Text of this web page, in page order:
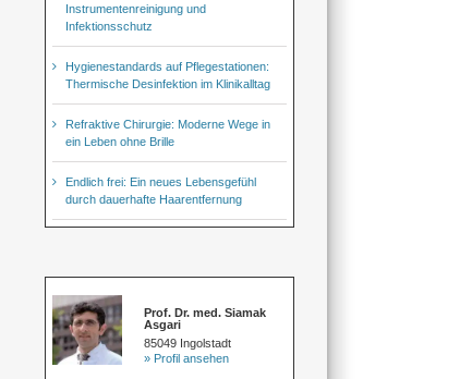
Instrumentenreinigung und
Infektionsschutz
Hygienestandards auf Pflegestationen:
Thermische Desinfektion im Klinikalltag
Refraktive Chirurgie: Moderne Wege in
ein Leben ohne Brille
Endlich frei: Ein neues Lebensgefühl
durch dauerhafte Haarentfernung
Prof. Dr. med. Siamak
Asgari
85049 Ingolstadt
» Profil ansehen